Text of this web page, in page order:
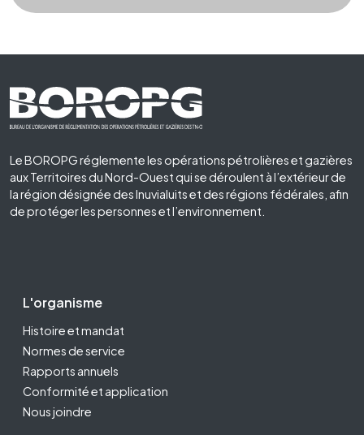
Footer First
Le BOROPG réglemente les opérations pétrolières et gazières
aux Territoires du Nord-Ouest qui se déroulent à l’extérieur de
la région désignée des Inuvialuits et des régions fédérales, afin
de protéger les personnes et l’environnement.
Footer Second
L'organisme
Histoire et mandat
Normes de service
Rapports annuels
Conformité et application
Nous joindre